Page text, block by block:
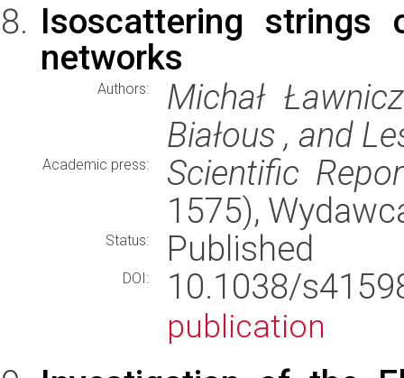
Isoscattering strings
networks
Authors:
Michał
Białous , and
Academic press:
Scientific
1575),
Status: Published
DOI: 10.1038/
publication